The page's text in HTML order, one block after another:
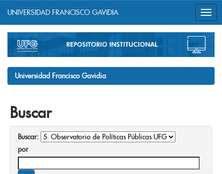
navigation
UNIVERSIDAD FRANCISCO GAVIDIA
Universidad Francisco Gavidia
Buscar
Buscar:
por